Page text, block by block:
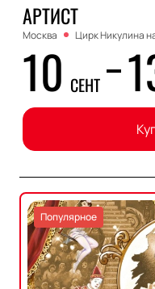
АРТИСТ
Москва Цирк Никулина
10 СЕНТ
Популярное